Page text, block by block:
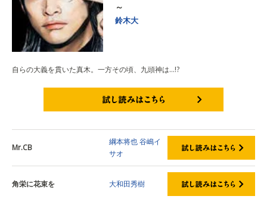
～
鈴木大
自らの大義を貫いた真木。一方その頃、九頭神は…!?
Mr.CB
綱本将也谷嶋イ
サオ
角栄に花束を 大和田秀樹